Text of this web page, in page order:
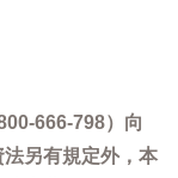
666-798）向
另有規定外，本